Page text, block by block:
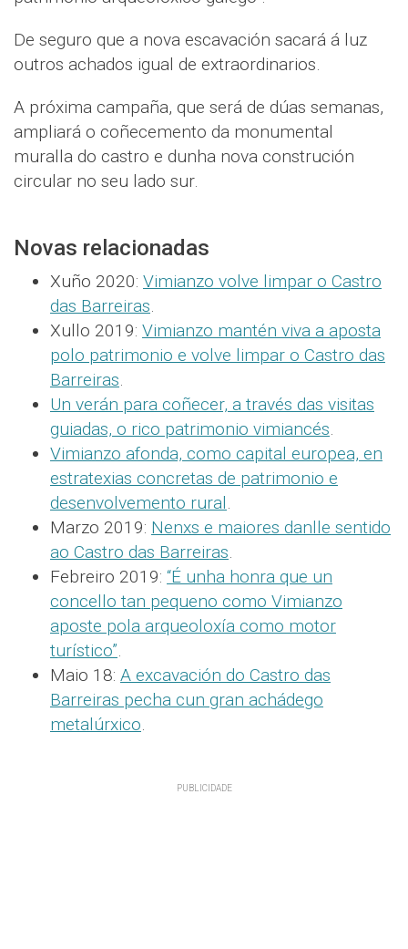
De seguro que a nova escavación sacará á luz
outros achados igual de extraordinarios.
A próxima campaña, que será de dúas semanas,
ampliará o coñecemento da monumental
muralla do castro e dunha nova construción
circular no seu lado sur.
Novas relacionadas
Xuño 2020: Vimianzo volve limpar o Castro
das Barreiras.
Xullo 2019: Vimianzo mantén viva a aposta
polo patrimonio e volve limpar o Castro das
Barreiras.
Un verán para coñecer, a través das visitas
guiadas, o rico patrimonio vimiancés.
Vimianzo afonda, como capital europea, en
estratexias concretas de patrimonio e
desenvolvemento rural.
Marzo 2019: Nenxs e maiores danlle sentido
ao Castro das Barreiras.
Febreiro 2019: “É unha honra que un
concello tan pequeno como Vimianzo
aposte pola arqueoloxía como motor
turístico”.
Maio 18: A excavación do Castro das
Barreiras pecha cun gran achádego
metalúrxico.